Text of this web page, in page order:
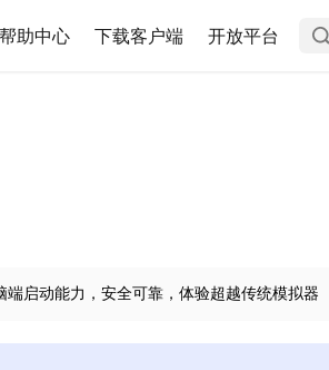
帮助中心 下载客户端 开放平台
启动能力，安全可靠，体验超越传统模拟器